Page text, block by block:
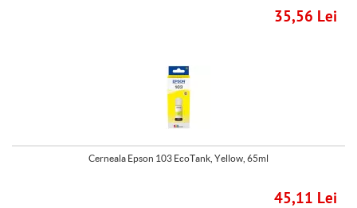
35,56 Lei
Cerneala Epson 103 EcoTank, Yellow, 65ml
45,11 Lei